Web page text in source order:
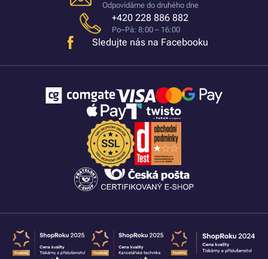
Odpovídáme do druhého dne
+420 228 886 882
Po–Pá: 8:00 – 16:00
Sledujte nás na Facebooku